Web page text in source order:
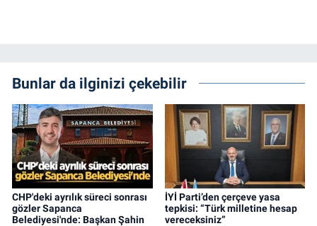
Bunlar da ilginizi çekebilir
CHP'deki ayrılık süreci sonrası
gözler Sapanca
Belediyesi'nde: Başkan Şahin
İYİ Parti’den çerçeve yasa
tepkisi: “Türk milletine hesap
vereceksiniz”